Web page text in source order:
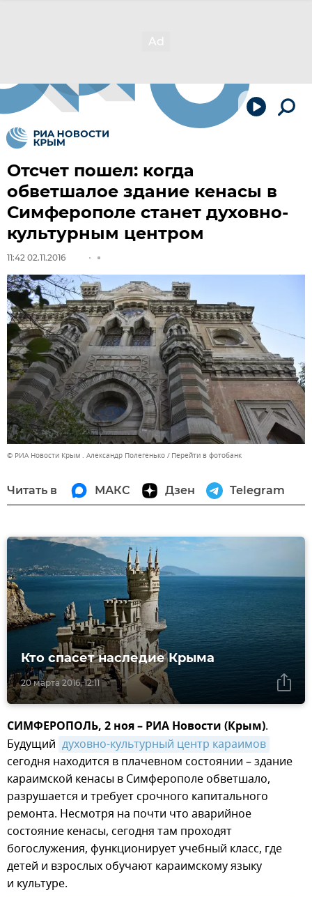
Отсчет пошел: когда
обветшалое здание кенасы в
Симферополе станет духовно-
культурным центром
11:42 02.11.2016
© РИА Новости Крым . Александр Полегенько Перейти в фотобанк
Читать в МАКС Дзен Telegram
20 марта 2016, 12:11
Кто спасет наследие Крыма
СИМФЕРОПОЛЬ, 2 ноя – РИА Новости (Крым).
Будущий духовно-культурный центр караимов
сегодня находится в плачевном состоянии – здание
караимской кенасы в Симферополе обветшало,
разрушается и требует срочного капитального
ремонта. Несмотря на почти что аварийное
состояние кенасы, сегодня там проходят
богослужения, функционирует учебный класс, где
детей и взрослых обучают караимскому языку
и культуре.